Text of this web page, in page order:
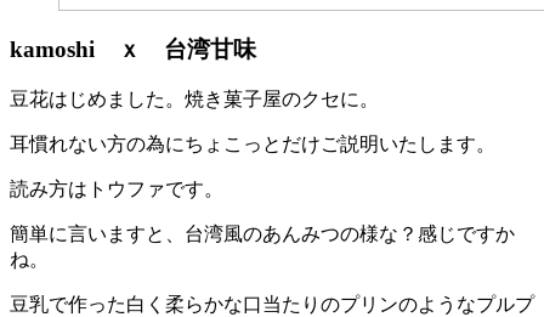
kamoshi ｘ 台湾甘味
豆花はじめました。焼き菓子屋のクセに。
耳慣れない方の為にちょこっとだけご説明いたします。
読み方はトウファです。
簡単に言いますと、台湾風のあんみつの様な？感じですか
ね。
豆乳で作った白く柔らかな口当たりのプリンのようなプルプ